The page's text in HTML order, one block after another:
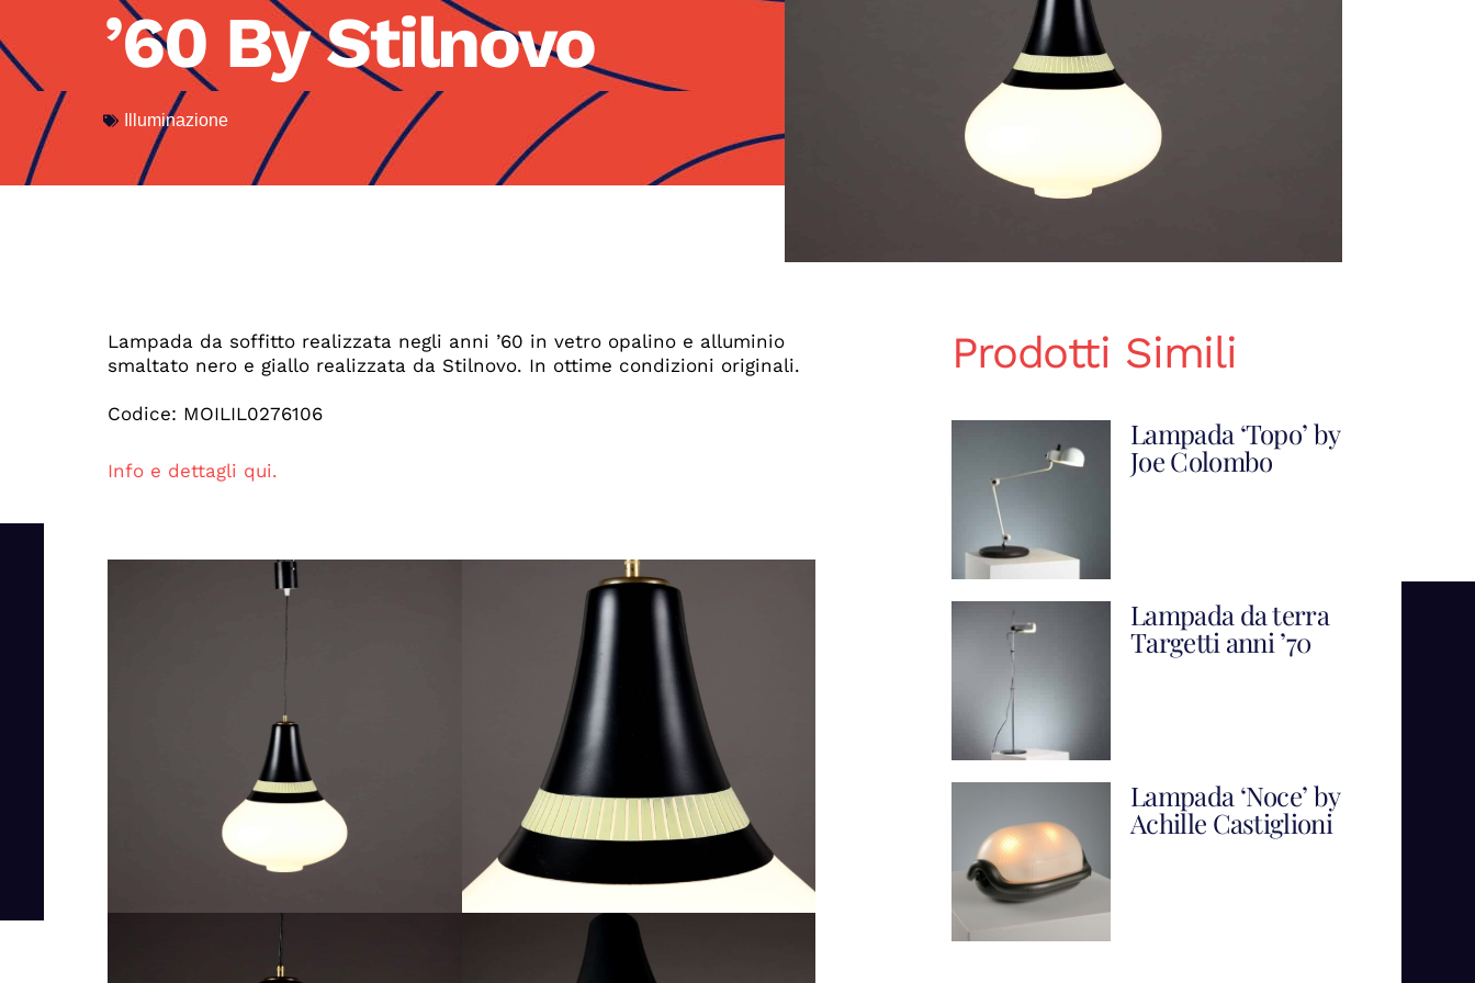
’60 By Stilnovo
Illuminazione
Lampada da soffitto realizzata negli anni ’60 in vetro opalino e alluminio
smaltato nero e giallo realizzata da Stilnovo. In ottime condizioni originali.
Codice: MOILIL0276106
Info e dettagli qui.
Prodotti Simili
Lampada ‘Topo’ by
Joe Colombo
Lampada da terra
Targetti anni ’70
Lampada ‘Noce’ by
Achille Castiglioni